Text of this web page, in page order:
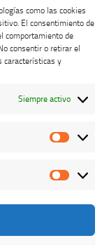
como las cookies
El consentimiento de
comportamiento de
consentir o retirar el
características y
Siempre activo
2026. Todos los